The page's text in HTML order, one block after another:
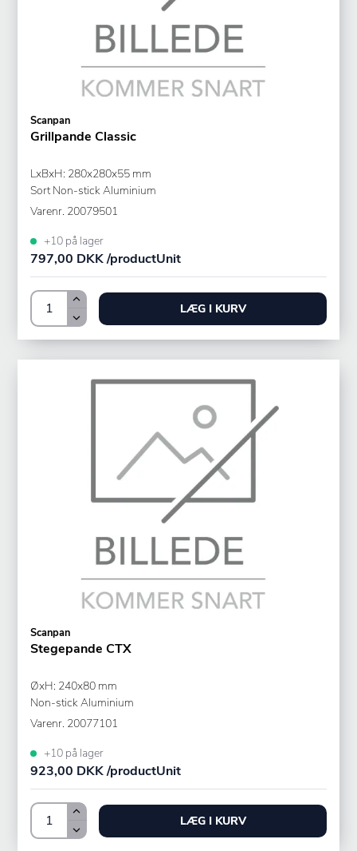
Scanpan
Grillpande Classic
LxBxH: 280x280x55 mm
Sort Non-stick Aluminium
Varenr. 20079501
+10 på lager
797,00 DKK /productUnit
LÆG I KURV
Scanpan
Stegepande CTX
ØxH: 240x80 mm
Non-stick Aluminium
Varenr. 20077101
+10 på lager
923,00 DKK /productUnit
LÆG I KURV